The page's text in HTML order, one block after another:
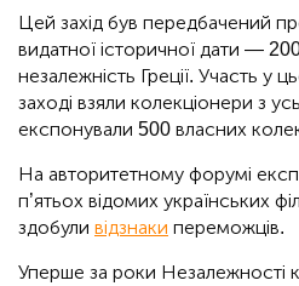
Цей захід був передбачений
видатної історичної дати —
незалежність Греції. Участь у
заході взяли колекціонери з
експонували 500 власних
На авторитетному форумі
п’ятьох відомих українських
здобули відзнаки переможців.
Уперше за роки Незалежності